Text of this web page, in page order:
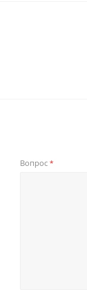
Вопрос*